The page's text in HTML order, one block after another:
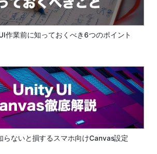
作業前に知っておくべき6つのポイント
らないと損するスマホ向けCanvas設定